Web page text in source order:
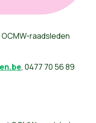
raadsleden
, 0477 70 56 89